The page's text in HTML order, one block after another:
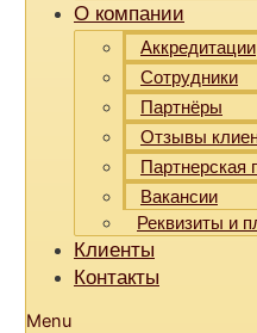
О компании
Аккредитации
Сотрудники
Партнёры
Отзывы
Партнерская
Вакансии
Реквизиты и
Клиенты
Контакты
Menu